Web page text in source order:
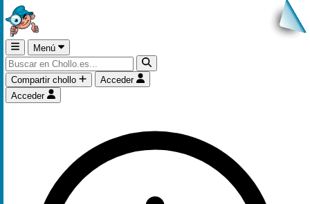
Menú
Compartir chollo
Acceder
Acceder